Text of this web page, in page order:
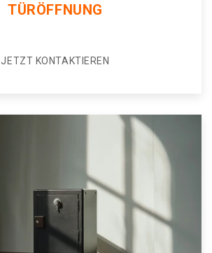
TÜRÖFFNUNG
JETZT KONTAKTIEREN